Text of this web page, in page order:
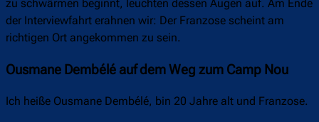
zu schwärmen beginnt, leuchten dessen Augen auf. Am Ende
der Interviewfahrt erahnen wir: Der Franzose scheint am
richtigen Ort angekommen zu sein.
Ousmane Dembélé auf dem Weg zum Camp Nou
Ich heiße Ousmane Dembélé, bin 20 Jahre alt und Franzose.